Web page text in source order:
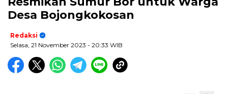
Desa Bojongkokosan
Redaksi
Selasa, 21 November 2023 - 20:33 WIB